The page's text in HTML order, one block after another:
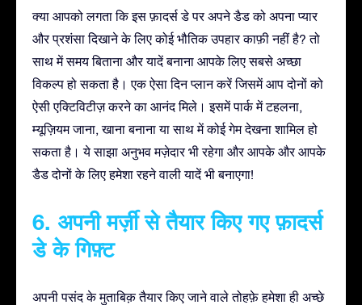
क्या आपको लगता कि इस फ़ादर्स डे पर अपने डैड को अपना प्यार
और प्रशंसा दिखाने के लिए कोई भौतिक उपहार काफ़ी नहीं है? तो
साथ में समय बिताना और यादें बनाना आपके लिए सबसे अच्छा
विकल्प हो सकता है। एक ऐसा दिन प्लान करें जिसमें आप दोनों को
ऐसी एक्टिविटीज़ करने का आनंद मिले। इसमें पार्क में टहलना,
म्यूज़ियम जाना, खाना बनाना या साथ में कोई गेम देखना शामिल हो
सकता है। ये साझा अनुभव मज़ेदार भी रहेगा और आपके और आपके
डैड दोनों के लिए हमेशा रहने वाली यादें भी बनाएगा!
6. अपनी मर्ज़ी से तैयार किए गए फ़ादर्स
डे के गिफ़्ट
अपनी पसंद के मुताबिक़ तैयार किए जाने वाले तोहफ़े हमेशा ही अच्छे